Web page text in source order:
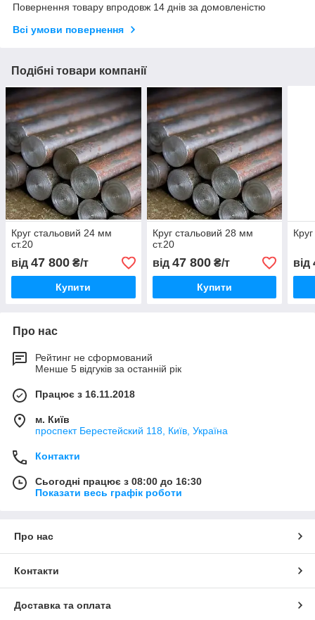
Повернення товару впродовж 14 днів за домовленістю
Всі умови повернення
Подібні товари компанії
Круг стальовий 24 мм
ст.20
від 47 800 ₴/т
Купити
Круг стальовий 28 мм
ст.20
від 47 800₴/т
Купити
від
Про нас
Рейтинг не сформований
Менше 5 відгуків за останній рік
Працює з 16.11.2018
м. Київ
проспект Берестейский 118, Київ, Україна
Контакти
Сьогодні працює з 08:00 до 16:30
Показати весь графік роботи
Про нас
Контакти
Доставка та оплата